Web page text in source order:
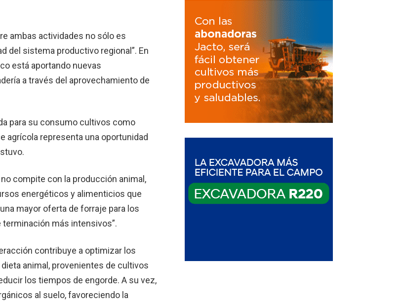
ambas actividades no sólo es
del sistema productivo regional”. En
está aportando nuevas
a través del aprovechamiento de
para su consumo cultivos como
agrícola representa una oportunidad
compite con la producción animal,
energéticos y alimenticios que
mayor oferta de forraje para los
más intensivos”.
contribuye a optimizar los
animal, provenientes de cultivos
los tiempos de engorde. A su vez,
al suelo, favoreciendo la